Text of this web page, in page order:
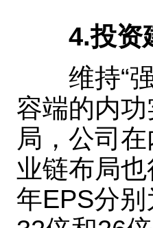
4.投资
维持“强
容端的内
局，公司
业链布局
年EPS分